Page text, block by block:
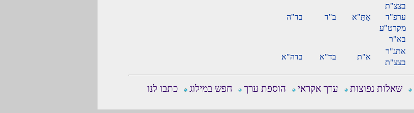
בצצ"ת
ערפ"ד
מקרט"ע
בא"ר
אַתָּ"א ב"ד בד"ה
אתג"ר
בצצ"ת
א"ת בד"א בדה"א
שאלות נפוצות ערך אקראי הוספת ערך חפש במילוג כתבו לנו